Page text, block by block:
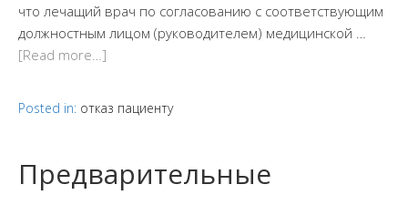
что лечащий врач по согласованию с соответствующим
должностным лицом (руководителем) медицинской …
[Read more…]
Posted in: отказ пациенту
Предварительные